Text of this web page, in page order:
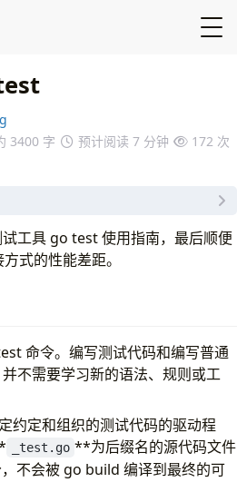
3400 字 预计阅读 7 分钟 172 次
工具 go test 使用指南，最后顺便
式的性能差距。
命令。编写测试代码和编写普通
不需要学习新的语法、规则或工
约定和组织的测试代码的驱动程
_test.go **为后缀名的源代码文件
不会被 go build 编译到最终的可